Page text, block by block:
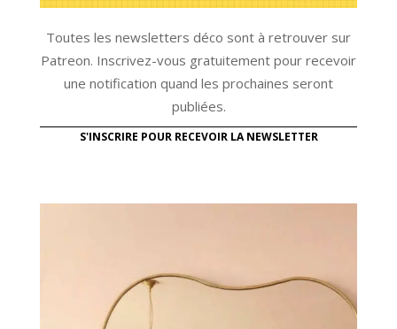
Toutes les newsletters déco sont à retrouver sur
Patreon. Inscrivez-vous gratuitement pour recevoir
une notification quand les prochaines seront
publiées.
S'INSCRIRE POUR RECEVOIR LA NEWSLETTER